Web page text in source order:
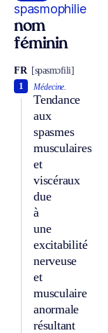
spasmophilie
nom
féminin
FR [spasmɔfili]
Médecine.
Tendance
aux
spasmes
musculaires
et
viscéraux
due
à
une
excitabilité
nerveuse
et
musculaire
anormale
résultant
1